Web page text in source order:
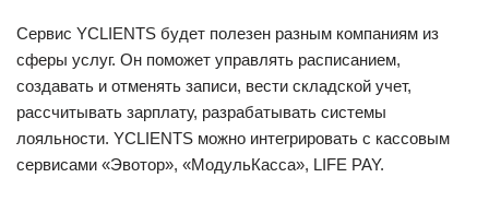
Сервис YCLIENTS будет полезен разным компаниям из
сферы услуг. Он поможет управлять расписанием,
создавать и отменять записи, вести складской учет,
рассчитывать зарплату, разрабатывать системы
лояльности. YCLIENTS можно интегрировать с кассовым
сервисами «Эвотор», «МодульКасса», LIFE PAY.